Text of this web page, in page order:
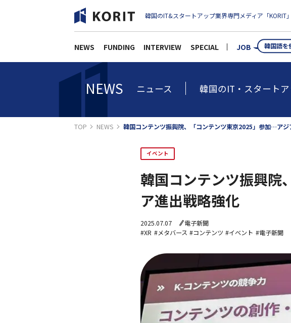
韓国のIT&スタートアップ業界専門メディア「KORIT」
NEWS FUNDING INTERVIEW SPECIAL JOB 韓国語を
NEWS ニュース 韓国のIT・スタートア
TOP NEWS 韓国コンテンツ振興院、「コンテンツ東京2025」参加…アジ
イベント
韓国コンテンツ振興
ア進出戦略強化
2025.07.07
電子新聞
#XR #メタバース #コンテンツ #イベント #電子新聞